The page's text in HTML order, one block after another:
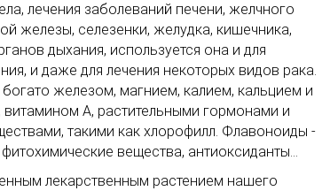
лечения заболеваний печени, желчного
железы, селезенки, желудка, кишечника,
дыхания, используется она и для
и даже для лечения некоторых видов рака.
железом, магнием, калием, кальцием и
А, растительными гормонами и
такими как хлорофилл. Флавоноиды -
вещества, антиоксиданты…
лекарственным растением нашего